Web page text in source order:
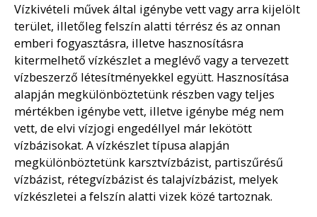
Vízkivételi művek által igénybe vett vagy arra kijelölt
terület, illetőleg felszín alatti térrész és az onnan
emberi fogyasztásra, illetve hasznosításra
kitermelhető vízkészlet a meglévő vagy a tervezett
vízbeszerző létesítményekkel együtt. Hasznosítása
alapján megkülönböztetünk részben vagy teljes
mértékben igénybe vett, illetve igénybe még nem
vett, de elvi vízjogi engedéllyel már lekötött
vízbázisokat. A vízkészlet típusa alapján
megkülönböztetünk karsztvízbázist, partiszűrésű
vízbázist, rétegvízbázist és talajvízbázist, melyek
vízkészletei a felszín alatti vizek közé tartoznak.